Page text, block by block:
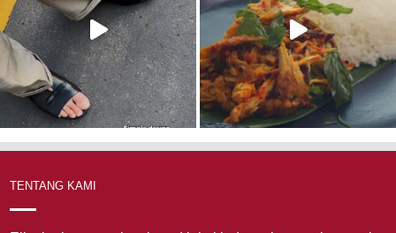
TENTANG KAMI